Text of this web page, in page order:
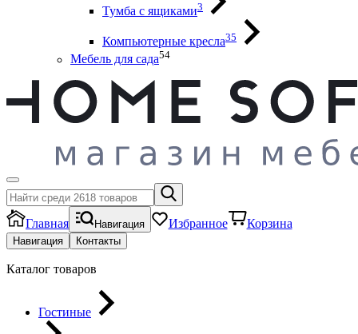
Тумба с ящиками3
Компьютерные кресла35
Мебель для сада54
Главная Навигация Избранное Корзина
Навигация Контакты
Каталог товаров
Гостиные